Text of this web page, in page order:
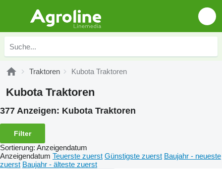
Traktoren Kubota Traktoren
Kubota Traktoren
377 Anzeigen: Kubota Traktoren
Filter
Sortierung: Anzeigendatum
Anzeigendatum Teuerste zuerst Günstigste zuerst Baujahr - neueste
zuerst Baujahr - älteste zuerst